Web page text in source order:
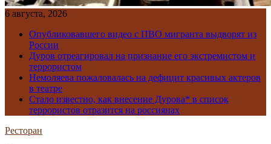
6 августа, 2026
Опубликовавшего видео с ПВО мигранта выдворят из
России
Дуров отреагировал на признание его экстремистом и
террористом
Немоляева пожаловалась на дефицит красивых актеров
в театре
Стало известно, как внесение Дурова* в список
террористов отразится на россиянах
Ресторан